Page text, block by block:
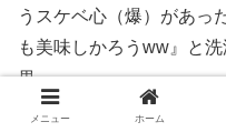
うスケベ心（爆）があっ
も美味しかろうww』と
果、、、
メニュー ホーム